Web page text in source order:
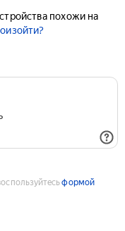
похожи на
формой